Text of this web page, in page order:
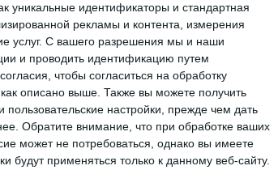
уникальные идентификаторы и стандартная
рекламы и контента, измерения
услуг. С вашего разрешения мы и наши
и проводить идентификацию путем
чтобы согласиться на обработку
описано выше. Также вы можете получить
настройки, прежде чем дать
Обратите внимание, что при обработке ваших
может не потребоваться, однако вы имеете
будут применяться только к данному веб-сайту.